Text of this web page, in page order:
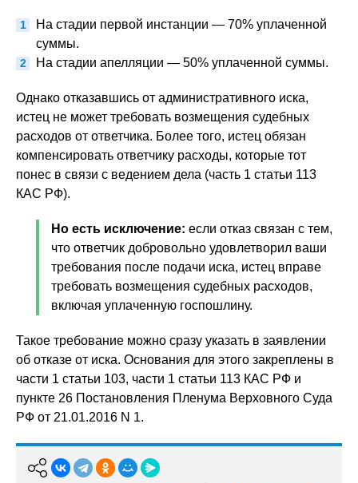
На стадии первой инстанции — 70% уплаченной
суммы.
На стадии апелляции — 50% уплаченной суммы.
Однако отказавшись от административного иска,
истец не может требовать возмещения судебных
расходов от ответчика. Более того, истец обязан
компенсировать ответчику расходы, которые тот
понес в связи с ведением дела (часть 1 статьи 113
КАС РФ).
Но есть исключение: если отказ связан с тем,
что ответчик добровольно удовлетворил ваши
требования после подачи иска, истец вправе
требовать возмещения судебных расходов,
включая уплаченную госпошлину.
Такое требование можно сразу указать в заявлении
об отказе от иска. Основания для этого закреплены в
части 1 статьи 103, части 1 статьи 113 КАС РФ и
пункте 26 Постановления Пленума Верховного Суда
РФ от 21.01.2016 N 1.